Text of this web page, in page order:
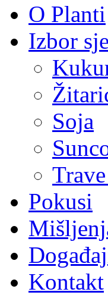
O Planti
Izbor
Soja
Pokusi
Kontakt